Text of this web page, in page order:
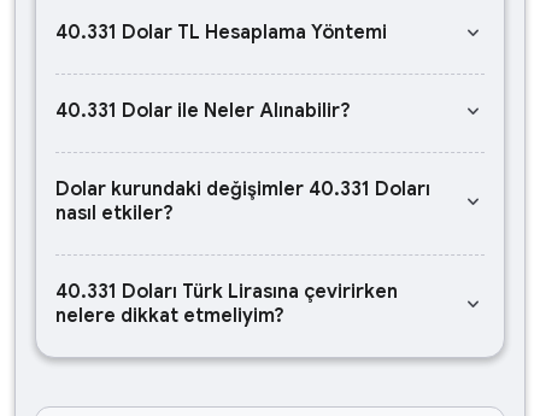
40.331 Dolar TL Hesaplama Yöntemi keyboard_arrow_down
40.331 Dolar ile Neler Alınabilir? keyboard_arrow_down
Dolar kurundaki değişimler 40.331 Doları
nasıl etkiler?
keyboard_arrow_down
40.331 Doları Türk Lirasına çevirirken
nelere dikkat etmeliyim?
keyboard_arrow_down